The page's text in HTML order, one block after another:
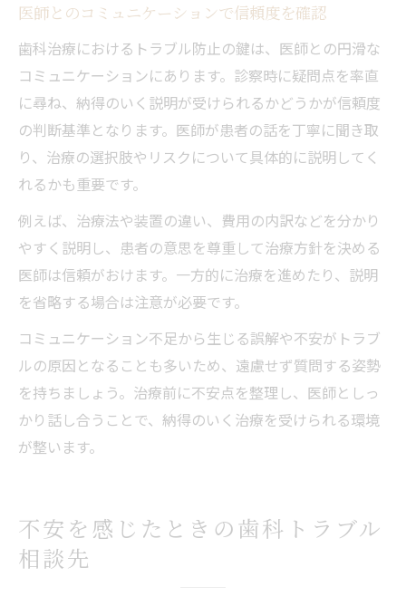
医師とのコミュニケーションで信頼度を確認
歯科治療におけるトラブル防止の鍵は、医師との円滑な
コミュニケーションにあります。診察時に疑問点を率直
に尋ね、納得のいく説明が受けられるかどうかが信頼度
の判断基準となります。医師が患者の話を丁寧に聞き取
り、治療の選択肢やリスクについて具体的に説明してく
れるかも重要です。
例えば、治療法や装置の違い、費用の内訳などを分かり
やすく説明し、患者の意思を尊重して治療方針を決める
医師は信頼がおけます。一方的に治療を進めたり、説明
を省略する場合は注意が必要です。
コミュニケーション不足から生じる誤解や不安がトラブ
ルの原因となることも多いため、遠慮せず質問する姿勢
を持ちましょう。治療前に不安点を整理し、医師としっ
かり話し合うことで、納得のいく治療を受けられる環境
が整います。
不安を感じたときの歯科トラブル
相談先